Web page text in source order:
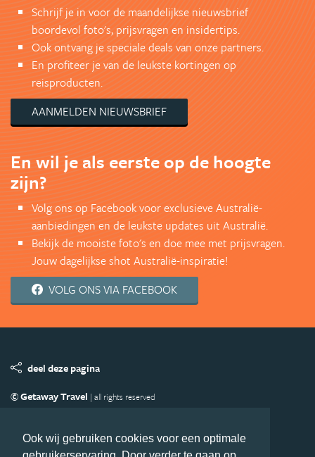
Ook wij gebruiken cookies voor een optimale
Schrijf je in voor de maandelijkse nieuwsbrief
boordevol foto's, prijsvragen en insidertips.
Ook ontvang je speciale deals van onze partners.
En profiteer je van de leukste kortingen op
reisproducten.
AANMELDEN NIEUWSBRIEF
En wil je als eerste op de hoogte
zijn?
Volg ons op Facebook voor exclusieve Australië-
aanbiedingen en de leukste updates uit Australië.
Bekijk de mooiste foto's en doe mee met prijsvragen.
Jouw dagelijkse shot Australië-inspiratie!
VOLG ONS VIA FACEBOOK
deel deze pagina
© Getaway Travel | all rights reserved
Copyright
Privacy statement Disclaimer
Cookies